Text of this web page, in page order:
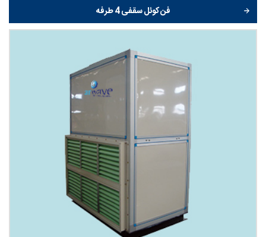
فن کوئل سقفی 4 طرفه